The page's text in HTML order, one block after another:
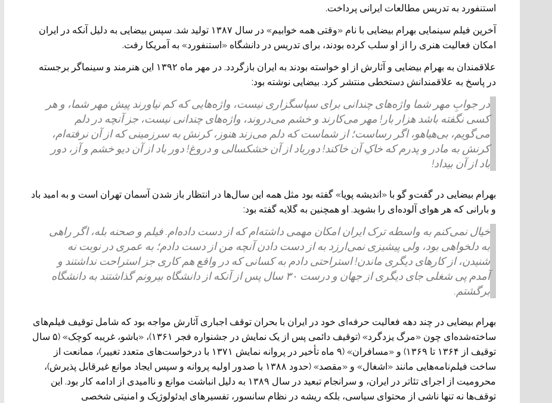
استنفورد به تدریس مطالعات ایرانی پرداخت.
آخرین فیلم سینمایی بهرام بیضایی با نام «وقتی همه خوابیم» در سال ۱۳۸۷ تولید شد. سپس بیضایی به دلیل آنکه در ایران
امکان فعالیت هنری را از او سلب کرده بودند، برای تدریس در دانشگاه «استنفورد» به آمریکا رفت.
علاقمندان به بهرام بیضایی و آثارش از او خواسته بودند به ایران بازگردد. در مهر ماه ۱۳۹۲ این هنرمند و سینماگر برجسته
در پاسخ به علاقمندانش دستخطی منتشر کرد. بیضایی نوشته بود:
در جوابِ مهر شما واژه‌های چندانی برای سپاسگزاری نیست، واژه‌هایی که کم نیاورند پیش مهر شما، و هر
کسی نگفته باشد هزار بار! مهر می‌کارند و خشم می‌دروند، واژه‌های چندانی نیست، جز آنچه در دلم
می‌گویم، بی‌هیاهو، اگر رساست؛ از شماست که دلم می‌زند هنوز، کرنش به سرزمینی که از آن نرفته‌ام،
کرنش به مادر و پدرم که خاکِ آن خاکند! دورباد از آن خشکسالی و دروغ! دور باد از آن دیو خشم و آز، دور
باد از آن بیداد!
بهرام بیضایی در گفت‌‌و ‌گو با «اندیشه پویا» گفته بود مثل همه این سال‌ها در انتظار باز شدن آسمان تهران است و به امید باد
و بارانی که هر هوای آلوده‌ای را بشوید. او همچنین به گلایه گفته بود:
خیال نمی‌کنم به واسطه ترک ایران امکان مهمی داشته‌ام که از دست داده‌ام. فیلم و صحنه بله، اگر راهی
به دلخواهی بود، ولی پیشیزی نمی‌ارزد به از دست دادن آنچه من از دست دادم؛ به عمری در نوبت نه
شنیدن، از کارهای دیگری ماندن! استراحتی دادم به کسانی که در واقع هم کاری جز استراحت نداشتند و
آمدم پی شغلی جای دیگری از جهان و درست ۳۰ سال پس از آنکه از دانشگاه بیرونم گذاشتند به دانشگاه
برگشتم.
بهرام بیضایی در چند دهه فعالیت حرفه‌ای خود در ایران با بحران توقف اجباری آثارش مواجه بود که شامل توقیف فیلم‌های
ساخته‌شده‌ای چون «مرگ یزدگرد» (توقیف دائمی پس از یک نمایش در جشنواره فجر ۱۳۶۱)، «باشو، غریبه کوچک» (۵ سال
توقیف از ۱۳۶۴ تا ۱۳۶۹) و «مسافران» (۹ ماه تأخیر در پروانه نمایش ۱۳۷۱ با درخواست‌های متعدد تغییر)، ممانعت از
ساخت فیلم‌نامه‌هایی مانند «اشغال» و «مقصد» (حدود ۱۳۸۸ با صدور اولیه پروانه و سپس ایجاد موانع غیرقابل پذیرش)،
محرومیت از اجرای تئاتر در ایران، و سرانجام تبعید در سال ۱۳۸۹ به دلیل انباشت موانع و ناامیدی از ادامه کار بود. این
توقف‌ها نه تنها ناشی از محتوای سیاسی، بلکه ریشه در نظام سانسور، تفسیرهای ایدئولوژیک و امنیتی شخصی